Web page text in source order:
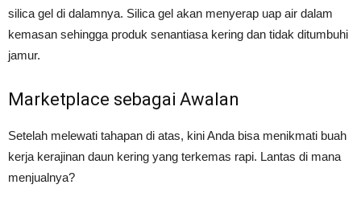
silica gel di dalamnya. Silica gel akan menyerap uap air dalam
kemasan sehingga produk senantiasa kering dan tidak ditumbuhi
jamur.
Marketplace sebagai Awalan
Setelah melewati tahapan di atas, kini Anda bisa menikmati buah
kerja kerajinan daun kering yang terkemas rapi. Lantas di mana
menjualnya?